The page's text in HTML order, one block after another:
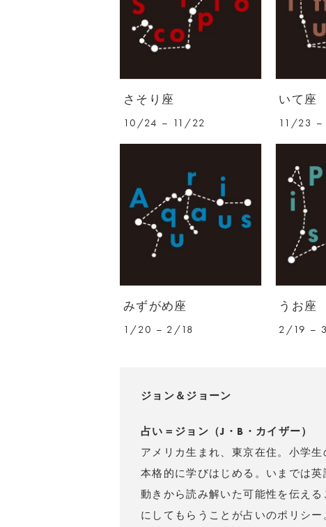
さそり座
10/24 – 11/22
いて座
11/23 –
みずがめ座
1/20 – 2/18
うお座
2/19 –
ジョン＆ジョーン
占い＝ジョン（J・B・カイザー）
アメリカ生まれ、東京在住。小学
本格的に学びはじめる。いまでは
動きから読み解いた可能性を伝え
にしてもらうことが占いのポリシ